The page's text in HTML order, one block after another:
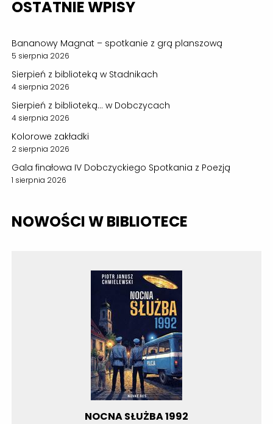
OSTATNIE WPISY
Bananowy Magnat – spotkanie z grą planszową
5 sierpnia 2026
Sierpień z biblioteką w Stadnikach
4 sierpnia 2026
Sierpień z biblioteką… w Dobczycach
4 sierpnia 2026
Kolorowe zakładki
2 sierpnia 2026
Gala finałowa IV Dobczyckiego Spotkania z Poezją
1 sierpnia 2026
NOWOŚCI W BIBLIOTECE
NOCNA SŁUŻBA 1992